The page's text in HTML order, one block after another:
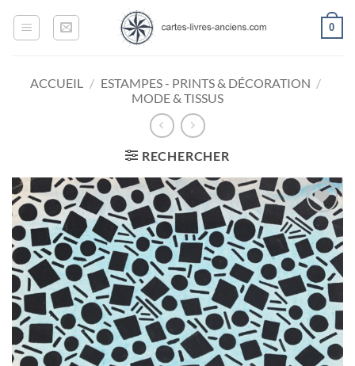
0
ACCUEIL / ESTAMPES - PRINTS & DÉCORATION /
MODE & TISSUS
RECHERCHER
Ajouter
à la
wishlist